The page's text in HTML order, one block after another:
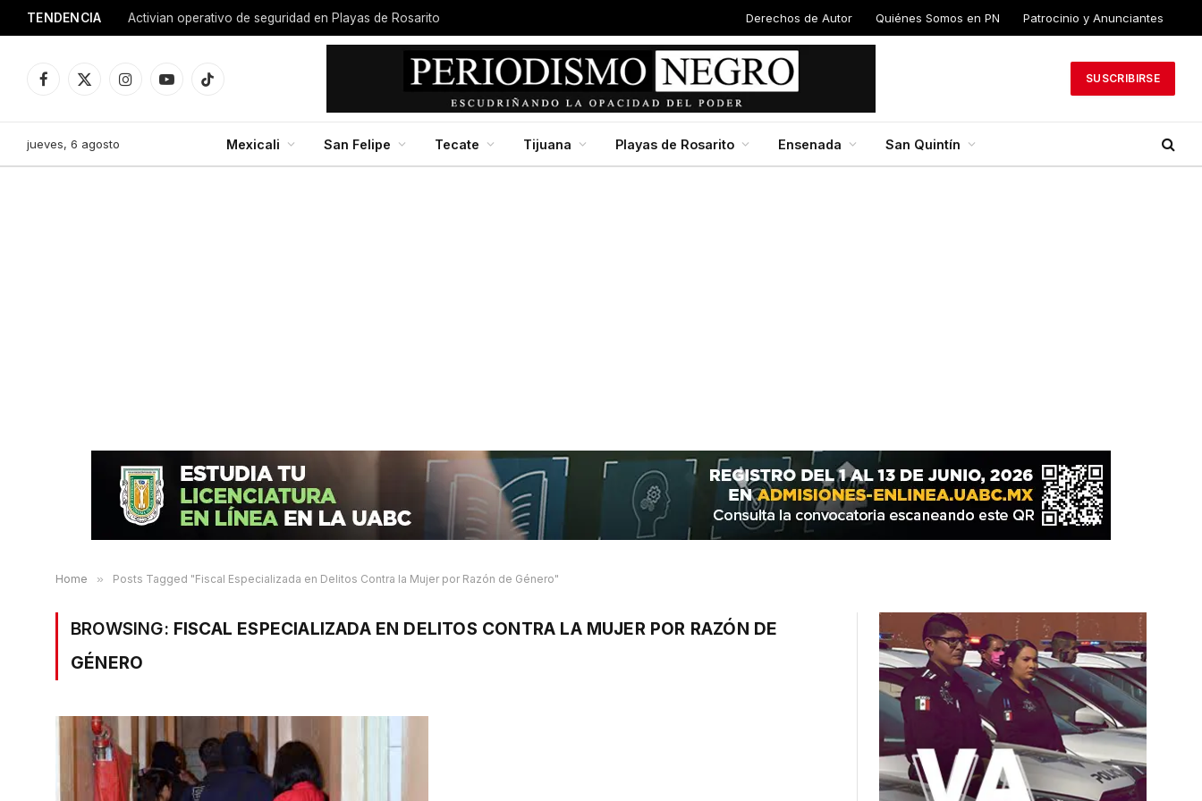
TENDENCIA Activian operativo de seguridad en Playas de Rosarito Derechos de Autor Quiénes Somos en PN Patrocinio y Anunciantes
Facebook
X
InstagramYouTubeTikTok
SUSCRIBIRSE
jueves, 6 agosto Mexicali San Felipe Tecate Tijuana Playas de Rosarito Ensenada San Quintín
Home » Posts Tagged "Fiscal Especializada en Delitos Contra la Mujer por Razón de Género"
BROWSING: FISCAL ESPECIALIZADA EN DELITOS CONTRA LA MUJER POR RAZÓN DE
GÉNERO